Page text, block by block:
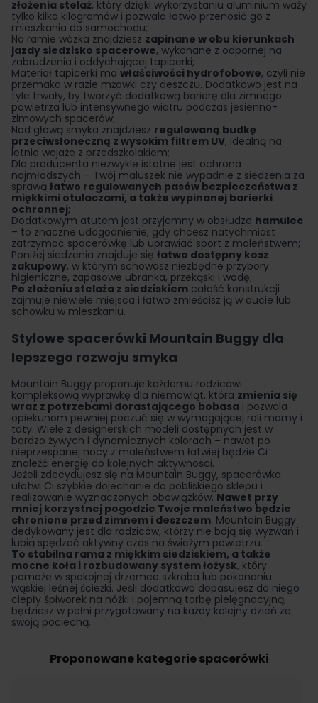
złożenia stelaż, który dzięki wykorzystaniu aluminium waży
tylko kilka kilogramów i pozwala łatwo przenosić go z
mieszkania do samochodu;
Na ramie wózka znajdziesz zapinane w obu kierunkach
jazdy siedzisko spacerowe, wykonane z odpornej na
zabrudzenia i oddychającej tapicerki;
Materiał tapicerki ma właściwości hydrofobowe, czyli nie
przemaka w razie mżawki czy deszczu. Dodatkowo jest na
tyle trwały, by tworzyć dodatkową barierę dla zimnego
powietrza lub intensywnego wiatru podczas jesienno-
zimowych spacerów;
Nad głową smyka znajdziesz regulowaną budkę
przeciwsłoneczną z wysokim filtrem UV, idealną na
letnie wojaże z przedszkolakiem;
Dla producenta niezwykle istotne jest ochrona
najmłodszych – Twój maluszek nie wypadnie z siedzenia za
sprawą łatwo regulowanych pasów bezpieczeństwa z
miękkimi otulaczami, a także wypinanej barierki
ochronnej;
Dodatkowym atutem jest przyjemny w obsłudze hamulec
– to znaczne udogodnienie, gdy chcesz natychmiast
zatrzymać spacerówkę lub uprawiać sport z maleństwem;
Poniżej siedzenia znajduje się łatwo dostępny kosz
zakupowy, w którym schowasz niezbędne przybory
higieniczne, zapasowe ubranka, przekąski i wodę;
Po złożeniu stelaża z siedziskiem całość konstrukcji
zajmuje niewiele miejsca i łatwo zmieścisz ją w aucie lub
schowku w mieszkaniu.
Stylowe spacerówki Mountain Buggy dla
lepszego rozwoju smyka
Mountain Buggy proponuje każdemu rodzicowi
kompleksową wyprawkę dla niemowląt, która zmienia się
wraz z potrzebami dorastającego bobasa i pozwala
opiekunom pewniej poczuć się w wymagającej roli mamy i
taty. Wiele z designerskich modeli dostępnych jest w
bardzo żywych i dynamicznych kolorach – nawet po
nieprzespanej nocy z maleństwem łatwiej będzie Ci
znaleźć energię do kolejnych aktywności.
Jeżeli zdecydujesz się na Mountain Buggy, spacerówka
ułatwi Ci szybkie dojechanie do pobliskiego sklepu i
realizowanie wyznaczonych obowiązków. Nawet przy
mniej korzystnej pogodzie Twoje maleństwo będzie
chronione przed zimnem i deszczem. Mountain Buggy
dedykowany jest dla rodziców, którzy nie boją się wyzwań i
lubią spędzać aktywny czas na świeżym powietrzu.
To stabilna rama z miękkim siedziskiem, a także
mocne koła i rozbudowany system łożysk, który
pomoże w spokojnej drzemce szkraba lub pokonaniu
wąskiej leśnej ścieżki. Jeśli dodatkowo dopasujesz do niego
ciepły śpiworek na nóżki i pojemną torbę pielęgnacyjną,
będziesz w pełni przygotowany na każdy kolejny dzień ze
swoją pociechą.
Proponowane kategorie spacerówki